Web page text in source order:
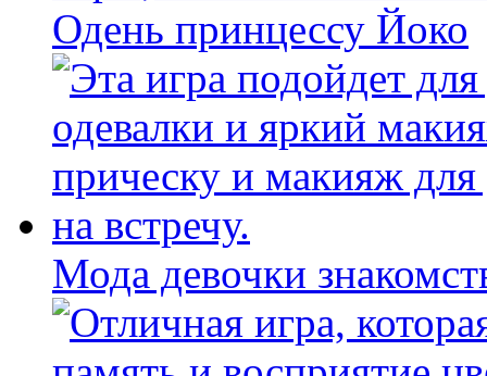
Одень принцессу Йоко
Мода девочки